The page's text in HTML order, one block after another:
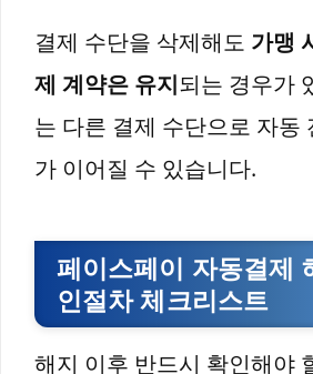
결제 수단을 삭제해도 가맹
제 계약은 유지되는 경우가
는 다른 결제 수단으로 자동
가 이어질 수 있습니다.
페이스페이 자동결제
인절차 체크리스트
해지 이후 반드시 확인해야